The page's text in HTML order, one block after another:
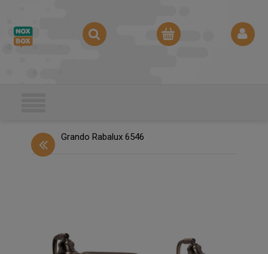
Grando Rabalux 6546